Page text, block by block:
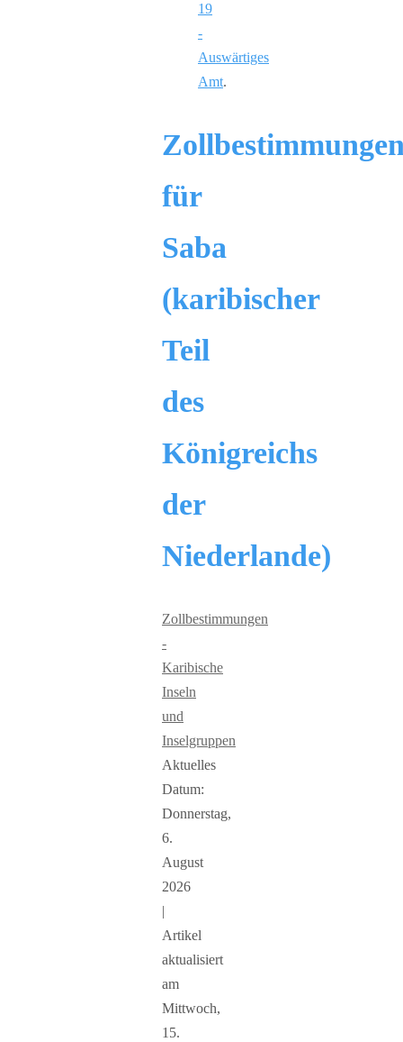
19
-
Auswärtiges
Amt.
für
Saba
(karibischer
Teil
des
Königreichs
der
Niederlande)
Zollbestimmungen
-
Karibische
Inseln
und
Inselgruppen
Aktuelles
Datum:
Donnerstag,
6.
August
2026
|
Artikel
aktualisiert
am
Mittwoch,
15.